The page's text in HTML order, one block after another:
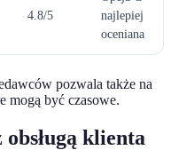
4.8/5
najlepiej
oceniana
pozwala także na
mogą być czasowe.
klienta